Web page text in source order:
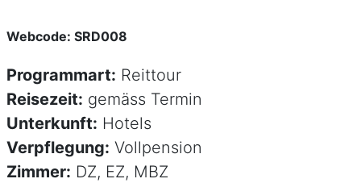
Webcode: SRD008
Programmart: Reittour
Reisezeit: gemäss Termin
Unterkunft: Hotels
Verpflegung: Vollpension
Zimmer: DZ, EZ, MBZ